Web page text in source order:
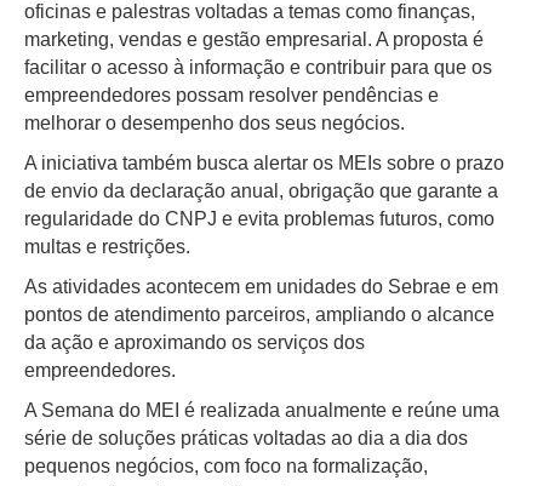
oficinas e palestras voltadas a temas como finanças,
marketing, vendas e gestão empresarial. A proposta é
facilitar o acesso à informação e contribuir para que os
empreendedores possam resolver pendências e
melhorar o desempenho dos seus negócios.
A iniciativa também busca alertar os MEIs sobre o prazo
de envio da declaração anual, obrigação que garante a
regularidade do CNPJ e evita problemas futuros, como
multas e restrições.
As atividades acontecem em unidades do Sebrae e em
pontos de atendimento parceiros, ampliando o alcance
da ação e aproximando os serviços dos
empreendedores.
A Semana do MEI é realizada anualmente e reúne uma
série de soluções práticas voltadas ao dia a dia dos
pequenos negócios, com foco na formalização,